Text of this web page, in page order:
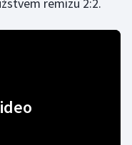
remízu 2:2.